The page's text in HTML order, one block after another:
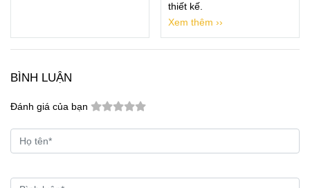
thiết kế.
Xem thêm ››
BÌNH LUẬN
Đánh giá của bạn